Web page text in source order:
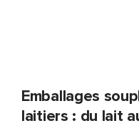
Emballages
laitiers : du lait